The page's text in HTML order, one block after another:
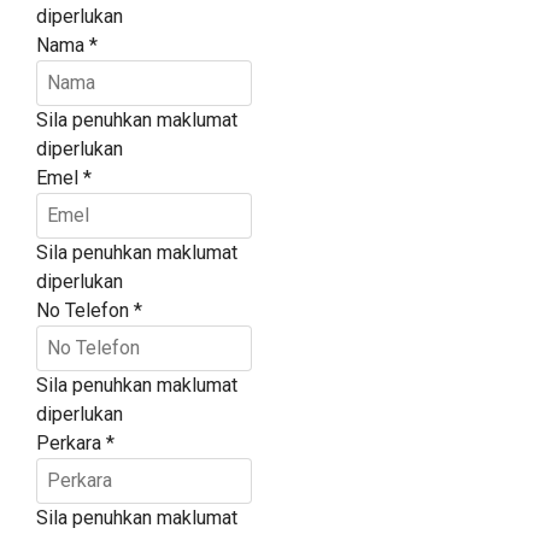
diperlukan
Nama *
Sila penuhkan maklumat
diperlukan
Emel *
Sila penuhkan maklumat
diperlukan
No Telefon *
Sila penuhkan maklumat
diperlukan
Perkara *
Sila penuhkan maklumat